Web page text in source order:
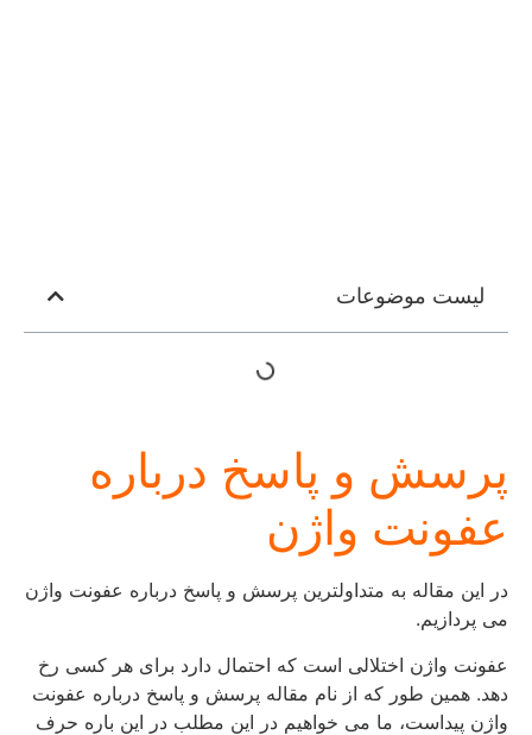
لیست موضوعات
پرسش و پاسخ درباره
عفونت واژن
در این مقاله به متداولترین پرسش و پاسخ درباره عفونت واژن
می پردازیم.
عفونت واژن اختلالی است که احتمال دارد برای هر کسی رخ
دهد. همین طور که از نام مقاله پرسش و پاسخ درباره عفونت
واژن پیداست، ما می خواهیم در این مطلب در این باره حرف